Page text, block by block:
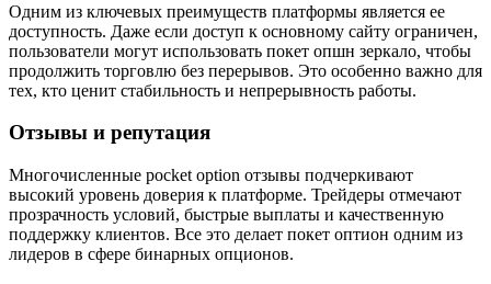
Одним из ключевых преимуществ платформы является ее
доступность. Даже если доступ к основному сайту ограничен,
пользователи могут использовать покет опшн зеркало, чтобы
продолжить торговлю без перерывов. Это особенно важно для
тех, кто ценит стабильность и непрерывность работы.
Отзывы и репутация
Многочисленные pocket option отзывы подчеркивают
высокий уровень доверия к платформе. Трейдеры отмечают
прозрачность условий, быстрые выплаты и качественную
поддержку клиентов. Все это делает покет оптион одним из
лидеров в сфере бинарных опционов.